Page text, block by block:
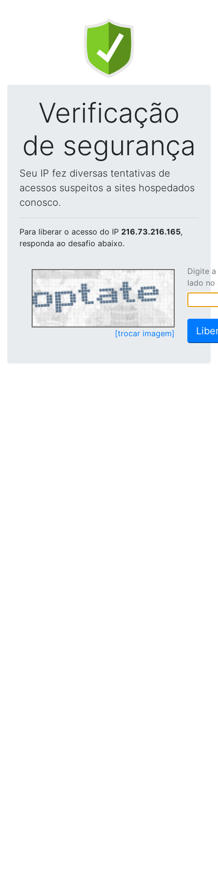
Verificação
de segurança
Seu IP fez diversas tentativas de
acessos suspeitos a sites hospedados
conosco.
Para liberar o acesso do IP 216.73.216.165,
responda ao desafio abaixo.
[trocar imagem]
Digite
lado no